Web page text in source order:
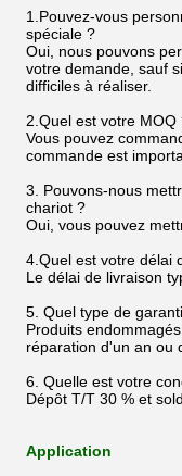
1.Pouvez-vous
spéciale ?
Oui, nous pouvons
votre demande, sauf
difficiles à réaliser.
2.Quel est votre MOQ
Vous pouvez
commande est
3. Pouvons-nous
chariot ?
Oui, vous pouvez
4.Quel est votre délai
Le délai de livraison
5. Quel type de
Produits
réparation d'un an ou
6. Quelle est votre
Dépôt T/T 30 % et
Application